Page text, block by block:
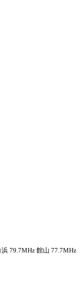
79.7MHz 館山 77.7MHz